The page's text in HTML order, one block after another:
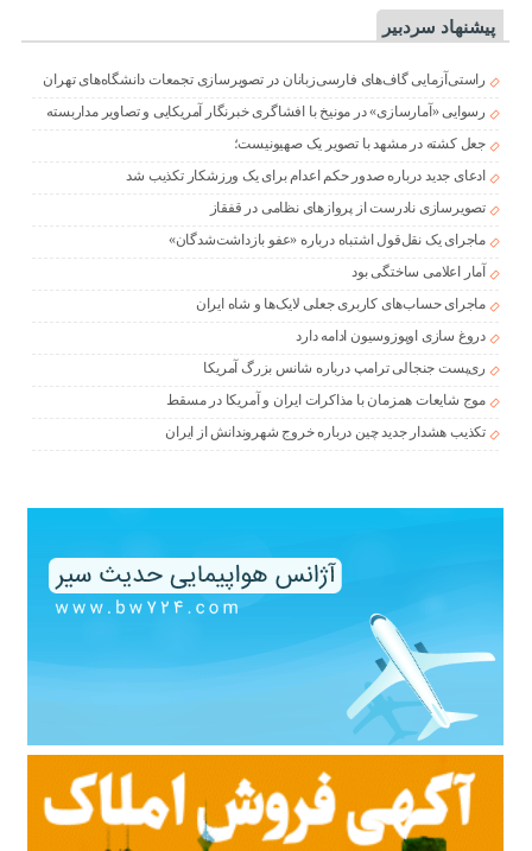
پیشنهاد سردبیر
راستی‌آزمایی گاف‌های فارسی‌زبانان در تصویرسازی تجمعات دانشگاه‌های تهران
رسوایی «آمارسازی» در مونیخ با افشاگری خبرنگار آمریکایی و تصاویر مداربسته
جعل کشته در مشهد با تصویر یک صهیونیست؛
ادعای جدید درباره صدور حکم اعدام برای یک ورزشکار تکذیب شد
تصویرسازی نادرست از پروازهای نظامی در قفقاز
ماجرای یک نقل‌قول اشتباه درباره «عفو بازداشت‌شدگان»
آمار اعلامی ساختگی بود
ماجرای حساب‌های کاربری جعلی لایک‌ها و شاه ایران
دروغ سازی اوپوزوسیون ادامه دارد
ری‌پست جنجالی ترامپ درباره شانس بزرگ آمریکا
موج شایعات همزمان با مذاکرات ایران و آمریکا در مسقط
تکذیب هشدار جدید چین درباره خروج شهروندانش از ایران